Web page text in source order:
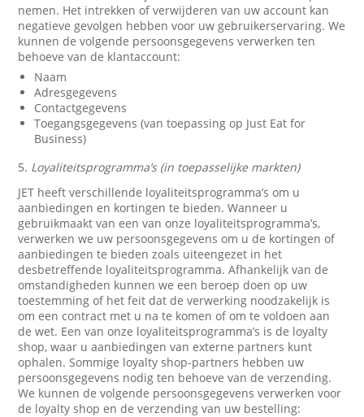
nemen. Het intrekken of verwijderen van uw account kan
negatieve gevolgen hebben voor uw gebruikerservaring. We
kunnen de volgende persoonsgegevens verwerken ten
behoeve van de klantaccount:
Naam
Adresgegevens
Contactgegevens
Toegangsgegevens (van toepassing op Just Eat for
Business)
5. Loyaliteitsprogramma’s (in toepasselijke markten)
JET heeft verschillende loyaliteitsprogramma’s om u
aanbiedingen en kortingen te bieden. Wanneer u
gebruikmaakt van een van onze loyaliteitsprogramma’s,
verwerken we uw persoonsgegevens om u de kortingen of
aanbiedingen te bieden zoals uiteengezet in het
desbetreffende loyaliteitsprogramma. Afhankelijk van de
omstandigheden kunnen we een beroep doen op uw
toestemming of het feit dat de verwerking noodzakelijk is
om een contract met u na te komen of om te voldoen aan
de wet. Een van onze loyaliteitsprogramma’s is de loyalty
shop, waar u aanbiedingen van externe partners kunt
ophalen. Sommige loyalty shop-partners hebben uw
persoonsgegevens nodig ten behoeve van de verzending.
We kunnen de volgende persoonsgegevens verwerken voor
de loyalty shop en de verzending van uw bestelling: